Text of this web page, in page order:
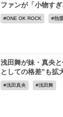
ファンが「小物す
ONE OK ROCK 熱
浅田舞が妹・真央
としての格差”も
浅田真央 浅田舞